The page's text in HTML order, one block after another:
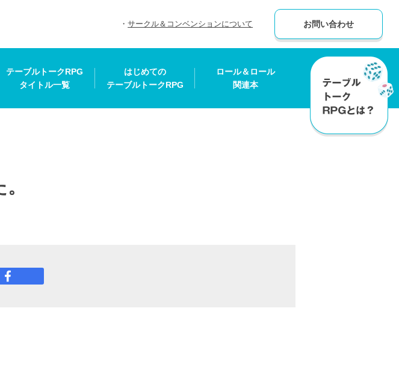
サークル＆コンベンションについて お問い合わせ
テーブルトークRPG
タイトル一覧
はじめての
テーブルトークRPG
ロール＆ロール
関連本